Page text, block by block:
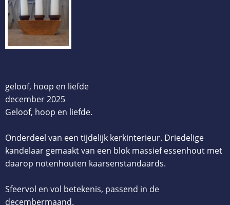
geloof, hoop en liefde
december 2025
Geloof, hoop en liefde.
Onderdeel van een tijdelijk kerkinterieur. Driedelige
kandelaar gemaakt van een blok massief essenhout met
daarop notenhouten kaarsenstandaards.
Sfeervol en vol betekenis, passend in de
decembermaand.